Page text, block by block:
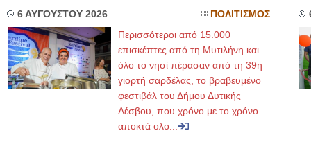
6 ΑΥΓΟΥΣΤΟΥ 2026 ΠΟΛΙΤΙΣΜΟΣ
Περισσότεροι από 15.000
επισκέπτες από τη Μυτιλήνη και
όλο το νησί πέρασαν από τη 39η
γιορτή σαρδέλας, το βραβευμένο
φεστιβάλ του Δήμου Δυτικής
Λέσβου, που χρόνο με το χρόνο
αποκτά ολο...